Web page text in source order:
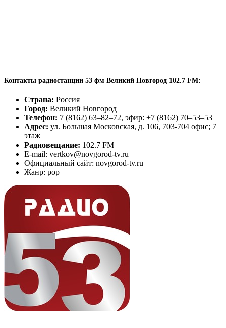
Контакты радиостанции 53 фм Великий Новгород 102.7 FM:
Страна: Россия
Город: Великий Новгород
Телефон: 7 (8162) 63–82–72, эфир: +7 (8162) 70–53–53
Адрес: ул. Большая Московская, д. 106, 703-704 офис; 7
этаж
Радиовещание: 102.7 FM
E-mail: vertkov@novgorod-tv.ru
Официальный сайт: novgorod-tv.ru
Жанр: pop